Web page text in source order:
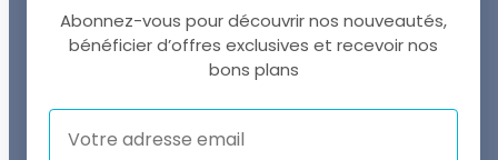
UNE QUESTION ?
+41 22 307 02 00
Abonnez-vous pour découvrir nos nouveautés,
bénéficier d’offres exclusives et recevoir nos
bons plans